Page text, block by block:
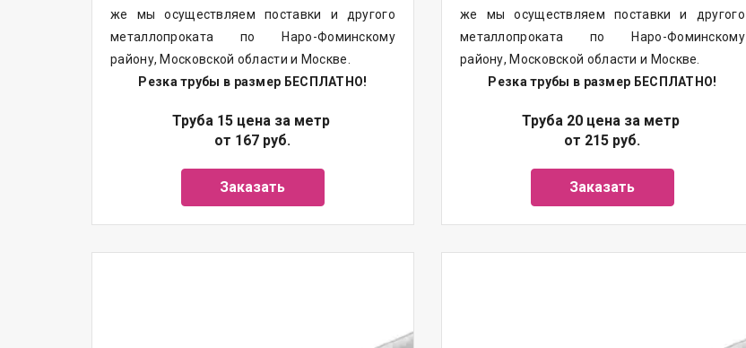
же мы осуществляемпоставки и другого
металлопроката по Наро-Фоминскому
району, Московской области и Москве.
Резка трубы в размер БЕСПЛАТНО!
Труба 15 цена за метр
от 167 руб.
Заказать
же мы осуществляем поставки и другого
металлопроката по Наро-Фоминскому
району, Московской области и Москве.
Резка трубы в размер БЕСПЛАТНО!
Труба 20 цена за метр
от 215 руб.
Заказать